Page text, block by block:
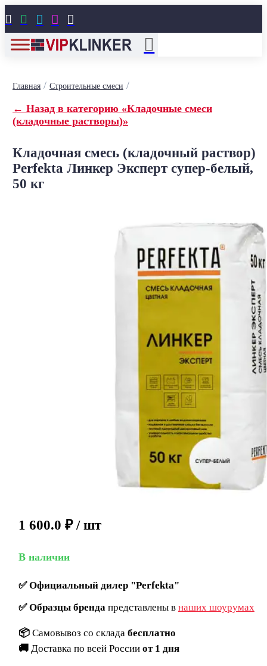
    
Главная/ Строительные смеси /
← Назад в категорию «Кладочные смеси
(кладочные растворы)»
Кладочная смесь (кладочный раствор)
Perfekta Линкер Эксперт супер-белый,
50 кг
1 600.0 ₽ / шт
В наличии
✅Официальный дилер "Perfekta"
✅Образцы брендапредставлены в наших шоурумах
📦 Самовывоз со склада бесплатно
🚚 Доставка по всей России от 1 дня